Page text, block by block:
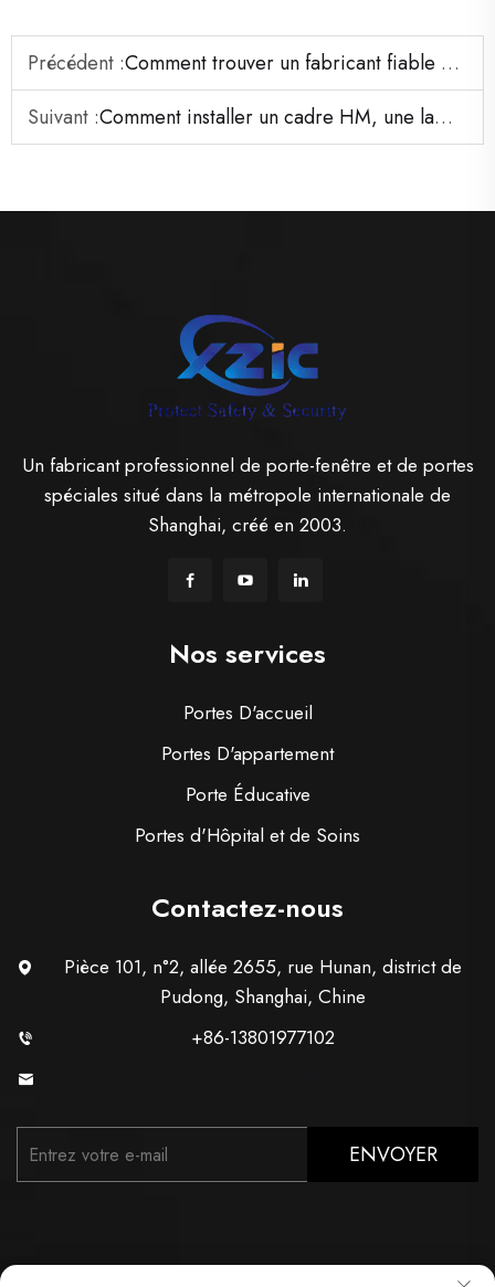
Précédent :Comment trouver un fabricant fiable de portes métalliques creuses avec machine laser automatique en Chine.
Suivant :Comment installer un cadre HM, une lame de porte en bois, un verrou de porte ignifuge et un amortisseur de porte.
Un fabricant professionnel de porte-fenêtre et de portes
spéciales situé dans la métropole internationale de
Shanghai, créé en 2003.
Nos services
Portes D'accueil
Portes D'appartement
Porte Éducative
Portes d'Hôpital et de Soins
Contactez-nous
Pièce 101, n°2, allée 2655, rue Hunan, district de
Pudong, Shanghai, Chine
+86-13801977102
ENVOYER